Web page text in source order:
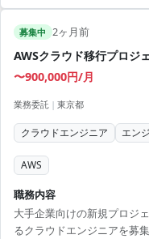
募集中 2ヶ月前
AWSクラウド移行プロジ
〜900,000円/月
業務委託 | 東京都
クラウドエンジニア エン
AWS
職務内容
大手企業向けの新規プロジ
るクラウドエンジニアを募